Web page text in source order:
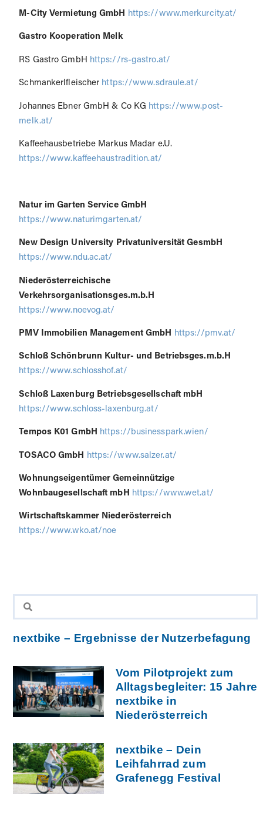
M-City Vermietung GmbH https://www.merkurcity.at/
Gastro Kooperation Melk
RS Gastro GmbH https://rs-gastro.at/
Schmankerlfleischer https://www.sdraule.at/
Johannes Ebner GmbH & Co KG https://www.post-
melk.at/
Kaffeehausbetriebe Markus Madar e.U.
https://www.kaffeehaustradition.at/
Natur im Garten Service GmbH
https://www.naturimgarten.at/
New Design University Privatuniversität GesmbH
https://www.ndu.ac.at/
Niederösterreichische
Verkehrsorganisationsges.m.b.H
https://www.noevog.at/
PMV Immobilien Management GmbH https://pmv.at/
Schloß Schönbrunn Kultur- und Betriebsges.m.b.H
https://www.schlosshof.at/
Schloß Laxenburg Betriebsgesellschaft mbH
https://www.schloss-laxenburg.at/
Tempos K01 GmbH https://businesspark.wien/
TOSACO GmbH https://www.salzer.at/
Wohnungseigentümer Gemeinnützige
Wohnbaugesellschaft mbH https://www.wet.at/
Wirtschaftskammer Niederösterreich
https://www.wko.at/noe
nextbike – Ergebnisse der Nutzerbefagung
Vom Pilotprojekt zum
Alltagsbegleiter: 15 Jahre
nextbike in
Niederösterreich
nextbike – Dein
Leihfahrrad zum
Grafenegg Festival